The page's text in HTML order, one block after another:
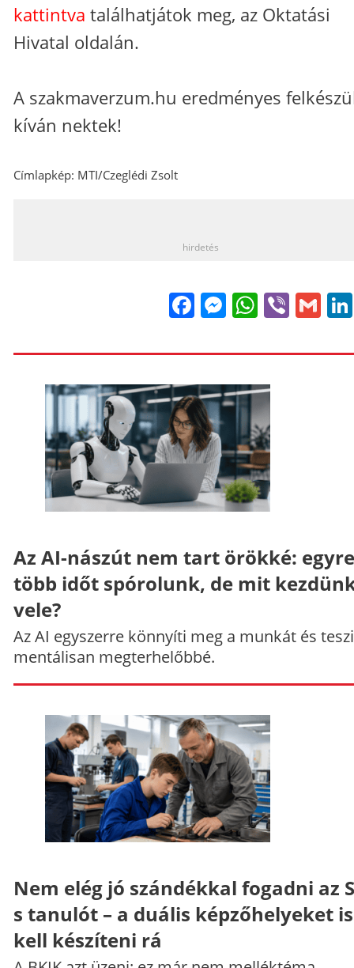
kattintva találhatjátok meg, az Oktatási
Hivatal oldalán.
A szakmaverzum.hu eredményes
kíván nektek!
Címlapkép: MTI/Czeglédi Zsolt
hirdetés
FacebookViber
Az AI-nászút nem tart örökké: egyre
több időt spórolunk, de mit
vele?
Az AI egyszerre könnyíti meg a munkát és
mentálisan megterhelőbbé.
Nem elég jó szándékkal fogadni az
s tanulót – a duális képzőhelyeket
kell készíteni rá